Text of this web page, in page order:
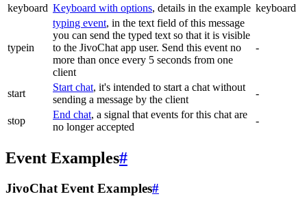
keyboard Keyboard with options, details in the example keyboard
typein
typing event, in the text field of this message
you can send the typed text so that it is visible
to the JivoChat app user. Send this event no
more than once every 5 seconds from one
client
-
start
Start chat, it's intended to start a chat without
sending a message by the client
-
stop
End chat, a signal that events for this chat are
no longer accepted
-
Event Examples#
JivoChat Event Examples#